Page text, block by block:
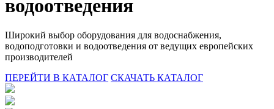
водоотведения
Широкий выбор оборудования для водоснабжения,
водоподготовки и водоотведения от ведущих европейских
производителей
ПЕРЕЙТИ В КАТАЛОГ СКАЧАТЬ КАТАЛОГ